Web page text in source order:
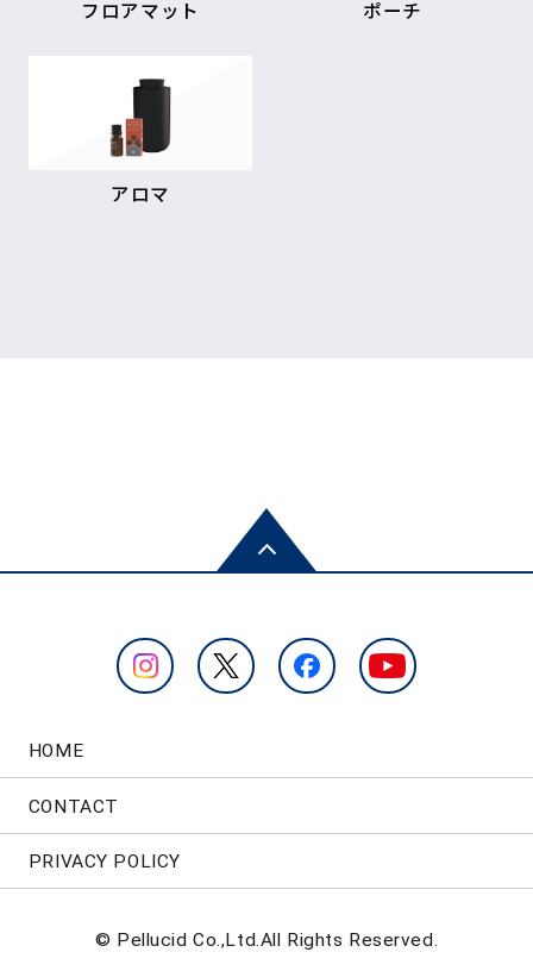
フロアマット ポーチ
アロマ
HOME
CONTACT
PRIVACY POLICY
© Pellucid Co.,Ltd.All Rights Reserved.